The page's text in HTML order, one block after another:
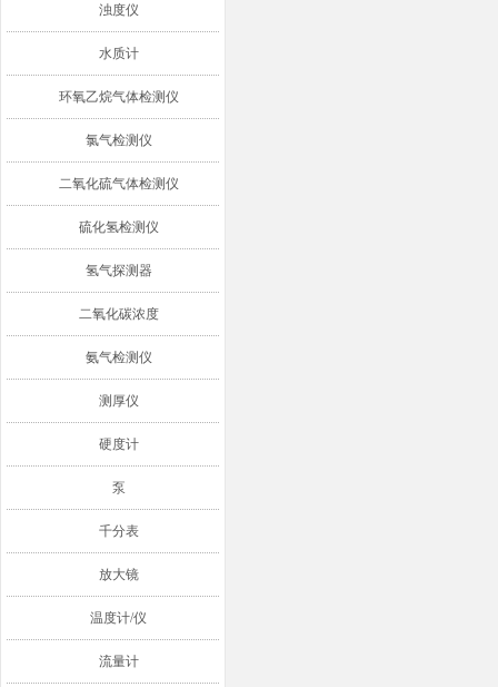
浊度仪
水质计
环氧乙烷气体检测仪
氯气检测仪
二氧化硫气体检测仪
硫化氢检测仪
氢气探测器
二氧化碳浓度
氨气检测仪
测厚仪
硬度计
泵
千分表
放大镜
温度计/仪
流量计